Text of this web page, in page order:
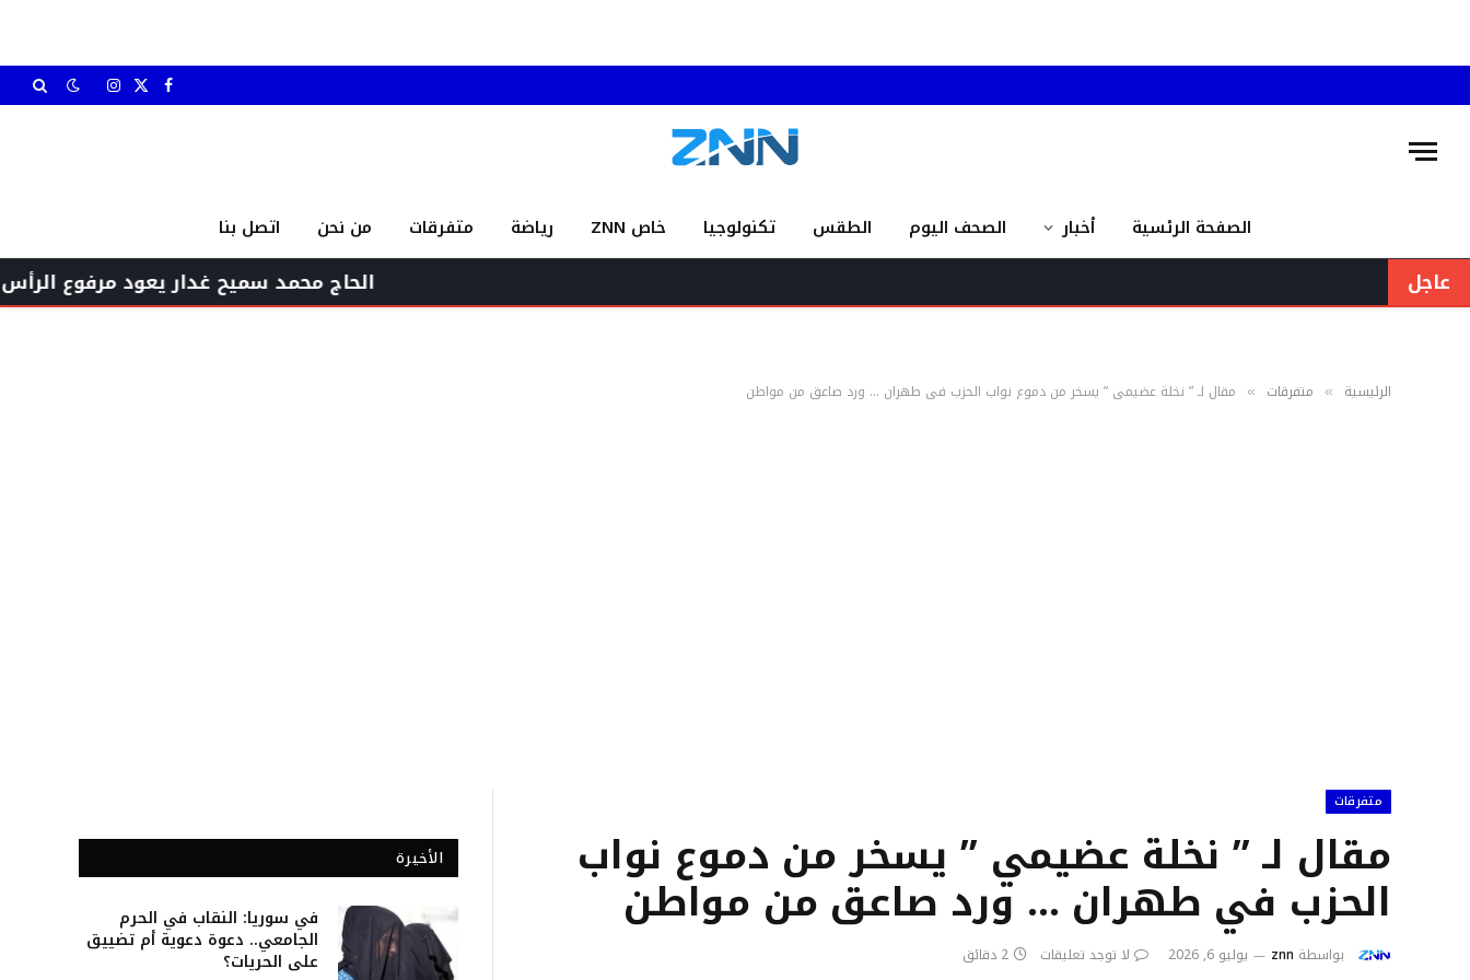
فيسبوك
X الانستغرام
الصفحة الرئسية أخبار الصحف اليوم الطقس تكنولوجيا خاص ZNN رياضة متفرقات من نحن اتصل بنا
عاجل الحاج محمد سميح غدار يعود مرفوع الرأس بين
الرئيسية » متفرقات » مقال لـ ” نخلة عضيمي ” يسخر من دموع نواب الحزب في طهران … ورد صاعق من مواطن
متفرقات
مقال لـ ” نخلة عضيمي ” يسخر من دموع نواب
الحزب في طهران … ورد صاعق من مواطن
بواسطة znn يوليو 6, 2026 لا توجد تعليقات 2 دقائق
الأخيرة
في سوريا: النقاب في الحرم
الجامعي.. دعوة دعوية أم تضييق
على الحريات؟